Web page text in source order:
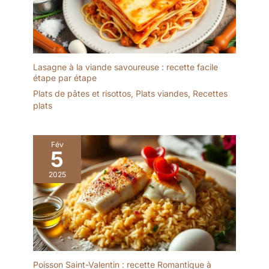
Sans danger pour les
aliments : prenez votre
repas sans vous soucier
de la lixiviation des
plastiques, des colorants
nocifs ou des ustensiles
n'interfèrent pas avec le
ou de votre smoothie.
Les bols peuvent gérer
facilement des portions
chaudes et froides.
Parfait pour offrir : idéal
pour les pendaisons de
crémaillère, la fête des
mères, Thanksgiving,
Noël, les anniversaires,
terme.Chaque paire
d'acier inoxydable les
baguettes ont un motif
différent La gravure sur
réduit la sensation de
Lave-vaisselle et Facile à
et dans l'armoire de
stérilisation.Résolvez
complètement le
problème du nettoyage
après les repas, même le
lavage à la main ne
laissera pas de saleté et
de taches d'huile.Idéal
pour les baguettes
réutilisables. Si vous ne
voulez pas utiliser de
pour l'utilisation. ✅
EMBALLAGE INDIVIDUEL
: Lot de 40 paires de
baguettes. Chaque paire
de baguettes est livrée
dans ses propres
utiliser dans les
✅ LONGUEUR 20 CM
ÉPAISSEUR 4,5 MM :
Prise en main facile,
même pour les
débutants en baguettes.
Les baguettes de moins
de 4,5 mm d'épaisseur
sont difficiles à tenir. ✅
QU'EST-CE QUE
Lasagne à la viande savoureuse : recette facile
étape par étape
Plats de pâtes et risottos, Plats viandes, Recettes
plats
Fév
5
2025
Poisson Saint-Valentin : recette Romantique à